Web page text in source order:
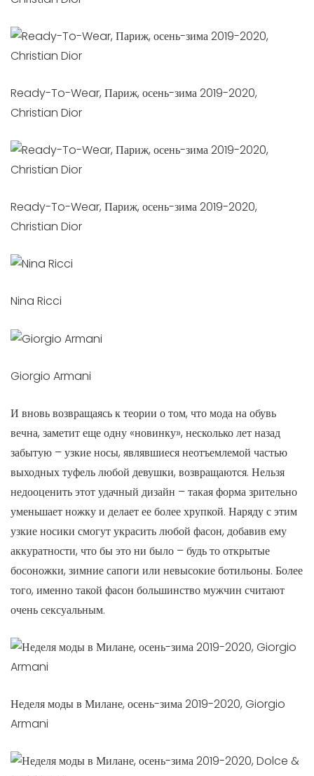
Ready-To-Wear, Париж, осень-зима 2019-2020,
Christian Dior
Ready-To-Wear, Париж, осень-зима 2019-2020,
Christian Dior
Nina Ricci
Giorgio Armani
И вновь возвращаясь к теории о том, что мода на обувь
вечна, заметит еще одну «новинку», несколько лет назад
забытую – узкие носы, являвшиеся неотъемлемой частью
выходных туфель любой девушки, возвращаются. Нельзя
недооценить этот удачный дизайн – такая форма зрительно
уменьшает ножку и делает ее более хрупкой. Наряду с этим
узкие носики смогут украсить любой фасон, добавив ему
аккуратности, что бы это ни было – будь то открытые
босоножки, зимние сапоги или невысокие ботильоны. Более
того, именно такой фасон большинство мужчин считают
очень сексуальным.
Неделя моды в Милане, осень-зима 2019-2020, Giorgio
Armani